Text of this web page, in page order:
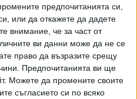
предпочитанията си,
или да откажете да дадете
внимание, че за част от
ви данни може да не се
право да възразите срещу
Предпочитанията ви ще
Можете да промените своите
съгласието си по всяко
е транспортиран във ВМА
Обновена